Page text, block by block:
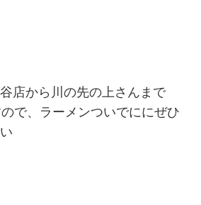
店から川の先の上さんまで
で、ラーメンついでににぜひ